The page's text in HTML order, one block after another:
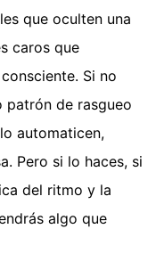
que oculten una
caros que
Si no
patrón de rasgueo
automaticen,
Pero si lo haces, si
del ritmo y la
algo que